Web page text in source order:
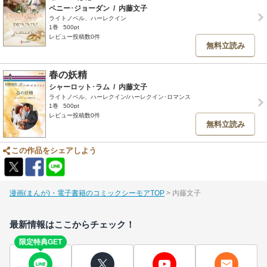
ペニー･ジョーダン / 内藤文子
ライトノベル、ハーレクイン
1巻
500pt
レビュー投稿数0件
無料立読み
春の妖精
シャーロット･ラム / 内藤文子
ライトノベル、ハーレクイン/ハーレクイン･ロマンス
1巻
500pt
レビュー投稿数0件
無料立読み
この作品をシェアしよう
漫画(まんが)・電子書籍のコミックシーモアTOP 内藤文子
最新情報はここからチェック！
限定特典GET